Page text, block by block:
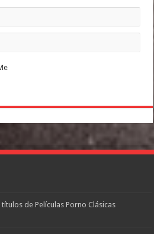
de Películas Porno Clásicas